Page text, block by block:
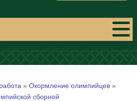
» Окормление олимпийцев»
сборной